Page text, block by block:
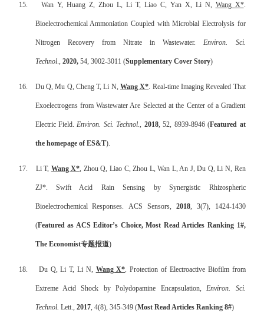
15.Wan Y, Huang Z, Zhou L, Li T, Liao C, Yan X, Li N, Wang X*.
Bioelectrochemical Ammoniation Coupled with Microbial Electrolysis for
Nitrogen Recovery from Nitrate in Wastewater.Environ. Sci.
Technol., 2020,54, 3002-3011 (Supplementary Cover Story)
16. Du Q, Mu Q, Cheng T, Li N,Wang X*. Real-time Imaging Revealed That
Exoelectrogens from Wastewater Are Selected at the Center of a Gradient
Electric Field.Environ. Sci. Technol., 2018, 52, 8939-8946 (Featured at
the homepage of ES&T).
17. Li T, Wang X*, Zhou Q, Liao C, Zhou L, Wan L, An J, Du Q, Li N, Ren
ZJ*. Swift Acid Rain Sensing by Synergistic Rhizospheric
Bioelectrochemical Responses. ACS Sensors, 2018, 3(7), 1424-1430
(Featured as ACS Editor’s Choice, Most Read Articles Ranking 1#,
The Economist专题报道)
18. Du Q, Li T, Li N, Wang X*. Protection of Electroactive Biofilm from
Extreme Acid Shock by Polydopamine Encapsulation,Environ. Sci.
Technol. Lett., 2017, 4(8), 345-349 (Most Read Articles Ranking 8#)